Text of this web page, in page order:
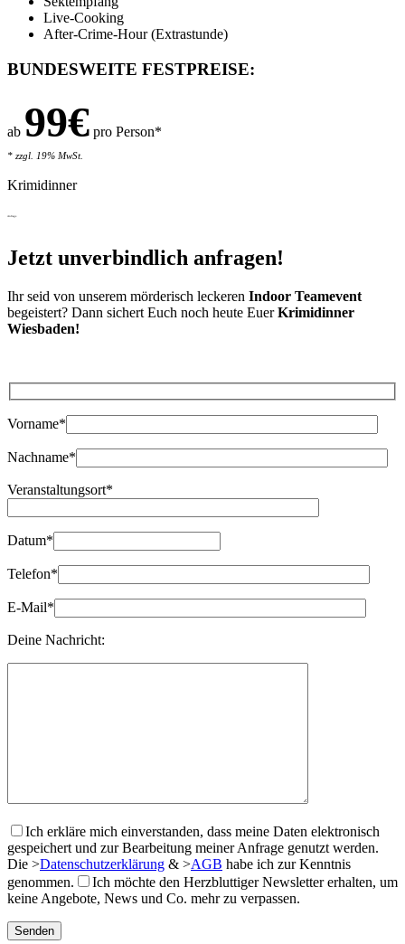
Live-Cooking
After-Crime-Hour (Extrastunde)
BUNDESWEITE FESTPREISE:
ab 99€ pro Person*
* zzgl. 19% MwSt.
Krimidinner
Anfrage
Jetzt unverbindlich anfragen!
Ihr seid von unserem mörderisch leckeren Indoor Teamevent
begeistert? Dann sichert Euch noch heute EuerKrimidinner
Wiesbaden!
Bitte lasse dieses Feld leer.
Vorname*
Nachname*
Veranstaltungsort*
Datum*
Telefon*
E-Mail*
Deine Nachricht:
Ich erkläre mich einverstanden, dass meine Daten elektronisch
gespeichert und zur Bearbeitung meiner Anfrage genutzt werden.
Die >Datenschutzerklärung & >AGB habe ich zur Kenntnis
genommen.
Ich möchte den Herzbluttiger Newsletter erhalten, um
keine Angebote, News und Co. mehr zu verpassen.